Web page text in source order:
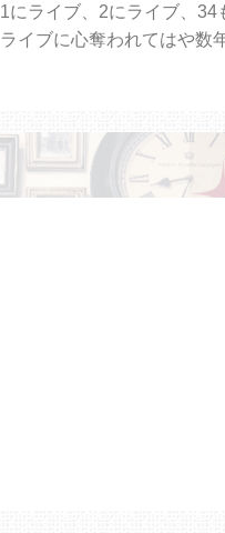
1にライブ、2にライブ、34
ライブに心奪われてはや数